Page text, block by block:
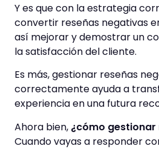
Y es que con la estrategia
convertir reseñas negativas
así mejorar y demostrar un
la satisfacción del cliente.
Es más, gestionar reseñas
correctamente ayuda a
experiencia en una futura
Ahora bien, ¿cómo
Cuando vayas a responder